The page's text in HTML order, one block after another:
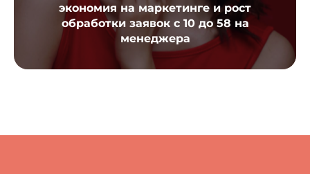
экономия на маркетинге и рост
обработки заявок с 10 до 58 на
менеджера